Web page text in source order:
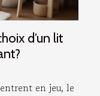
d’un lit
en jeu, le